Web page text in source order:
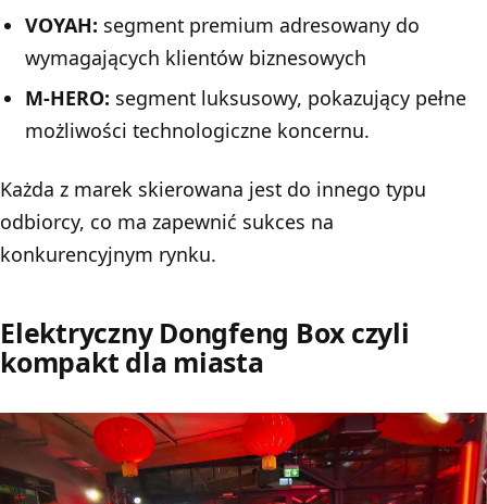
VOYAH: segment premium adresowany do
wymagających klientów biznesowych
M-HERO: segment luksusowy, pokazujący pełne
możliwości technologiczne koncernu.
Każda z marek skierowana jest do innego typu
odbiorcy, co ma zapewnić sukces na
konkurencyjnym rynku.
Elektryczny Dongfeng Box czyli
kompakt dla miasta